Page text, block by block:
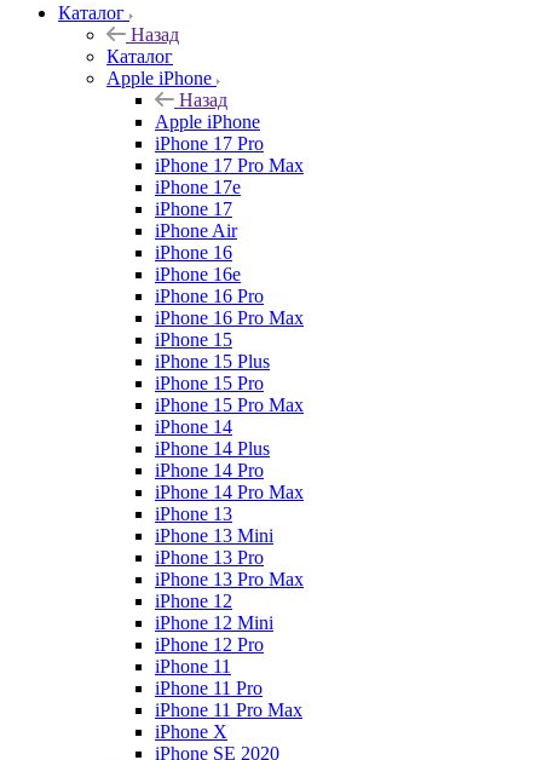
Каталог
Назад
Каталог
Apple iPhone
Назад
Apple iPhone
iPhone 17 Pro
iPhone 17 Pro Max
iPhone 17e
iPhone 17
iPhone Air
iPhone 16
iPhone 16e
iPhone 16 Pro
iPhone 16 Pro Max
iPhone 15
iPhone 15 Plus
iPhone 15 Pro
iPhone 15 Pro Max
iPhone 14
iPhone 14 Plus
iPhone 14 Pro
iPhone 14 Pro Max
iPhone 13
iPhone 13 Mini
iPhone 13 Pro
iPhone 13 Pro Max
iPhone 12
iPhone 12 Mini
iPhone 12 Pro
iPhone 11
iPhone 11 Pro
iPhone 11 Pro Max
iPhone X
iPhone SE 2020